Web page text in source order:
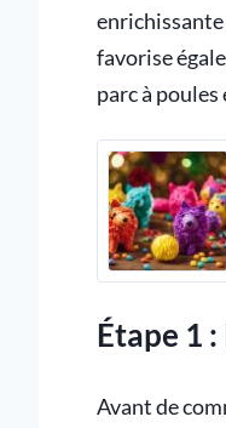
enrichissante
favorise
parc à poules
Étape 1
Avant de